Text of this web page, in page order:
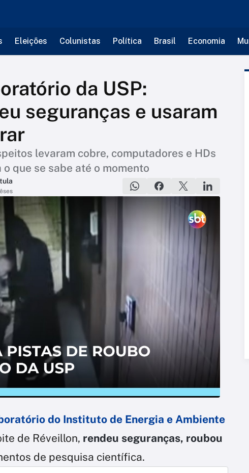
Eleições Colunistas Política Brasil Economia
da USP:
seguranças e usaram
levaram cobre, computadores e HDs
que se sabe até o momento
do Instituto de Energia e Ambiente
de Réveillon, rendeu seguranças, roubou
de pesquisa científica.